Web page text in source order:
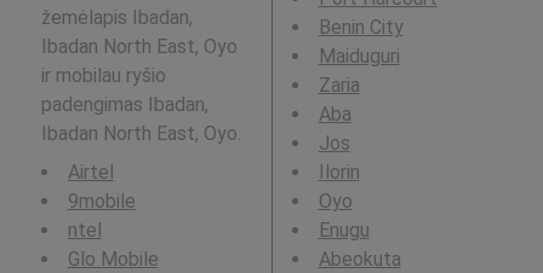
žemėlapis Ibadan,
Ibadan North East, Oyo
ir mobilau ryšio
padengimas Ibadan,
Ibadan North East, Oyo.
Airtel
9mobile
ntel
Glo Mobile
Benin City
Maiduguri
Zaria
Aba
Jos
Ilorin
Oyo
Enugu
Abeokuta